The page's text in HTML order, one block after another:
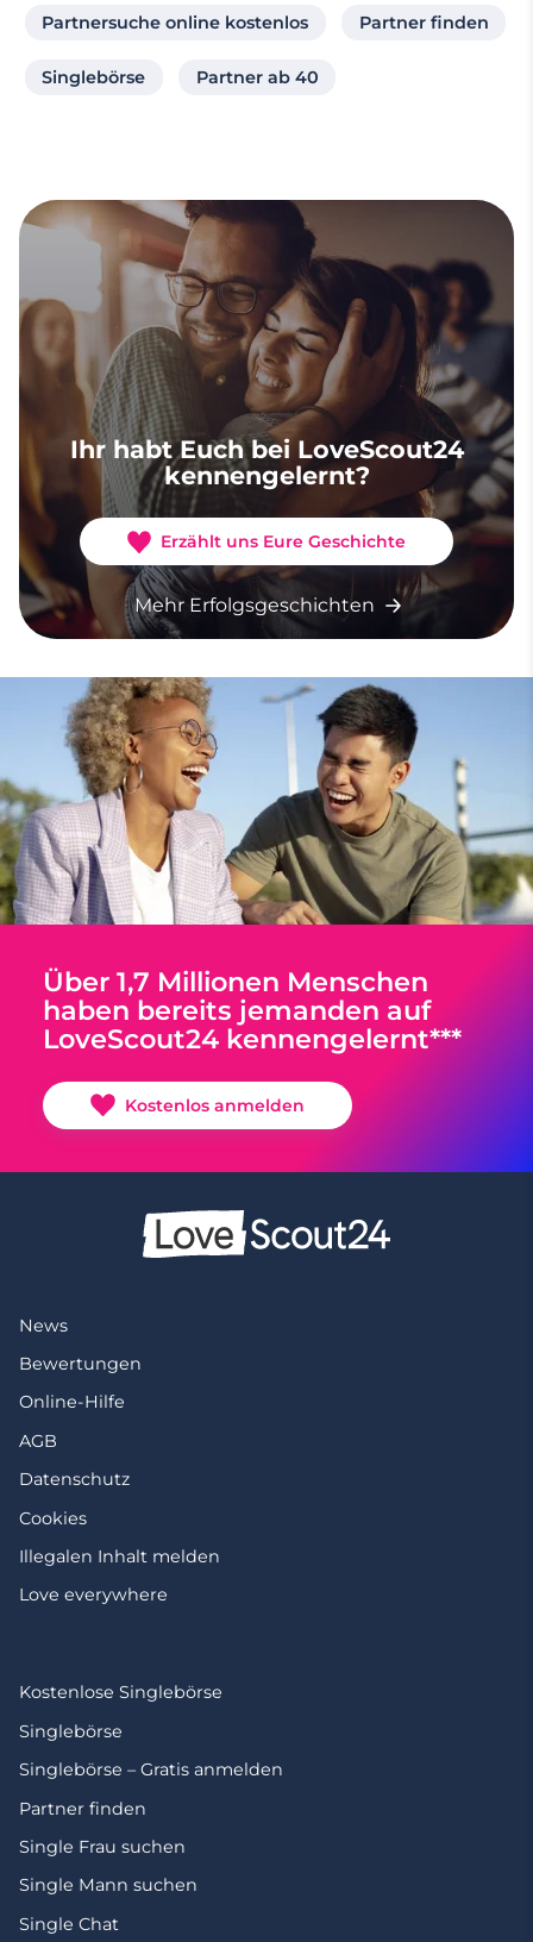
Partnersuche online kostenlos Partner finden
Singlebörse Partner ab 40
Ihr habt Euch bei LoveScout24
kennengelernt?
Erzählt uns Eure Geschichte
Mehr Erfolgsgeschichten
Über 1,7 Millionen Menschen
haben bereits jemanden auf
LoveScout24 kennengelernt***
Kostenlos anmelden
News
Bewertungen
Online-Hilfe
AGB
Datenschutz
Cookies
Illegalen Inhalt melden
Love everywhere
Kostenlose Singlebörse
Singlebörse
Singlebörse – Gratis anmelden
Partner finden
Single Frau suchen
Single Mann suchen
Single Chat